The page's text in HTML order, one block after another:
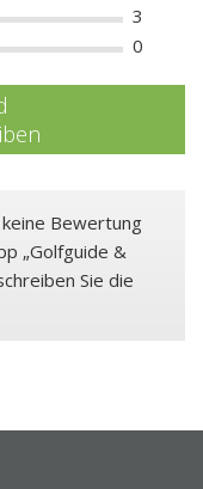
3
0
Bewertung
„Golfguide &
Sie die